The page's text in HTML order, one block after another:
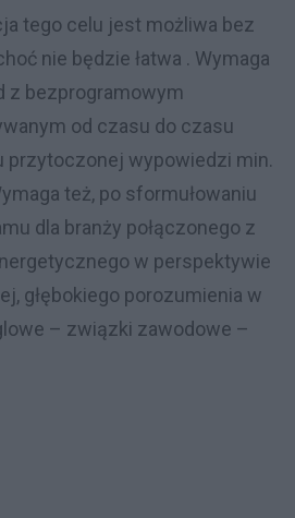
tego celu jest możliwa bez
nie będzie łatwa . Wymaga
z bezprogramowym
od czasu do czasu
przytoczonej wypowiedzi min.
też, po sformułowaniu
dla branży połączonego z
w perspektywie
głębokiego porozumienia w
– związki zawodowe –